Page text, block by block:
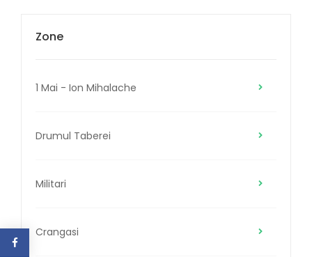
Zone
1 Mai - Ion Mihalache
Drumul Taberei
Militari
Crangasi